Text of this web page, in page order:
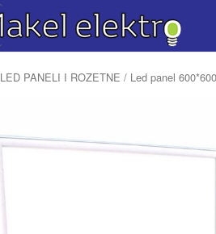
LED PANELI I ROZETNE / Led panel